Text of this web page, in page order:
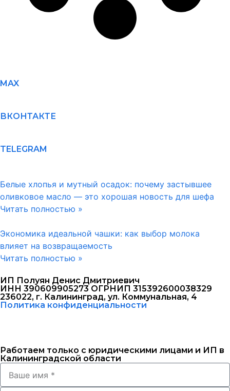
MAX
ВКОНТАКТЕ
TELEGRAM
Белые хлопья и мутный осадок: почему застывшее
оливковое масло — это хорошая новость для шефа
Читать полностью »
Экономика идеальной чашки: как выбор молока
влияет на возвращаемость
Читать полностью »
ИП Полуян Денис Дмитриевич
ИНН 390609905273 ОГРНИП 315392600038329
236022, г. Калининград, ул. Коммунальная, 4
Политика конфиденциальности
Работаем только с юридическими лицами и ИП в
Калининградской области